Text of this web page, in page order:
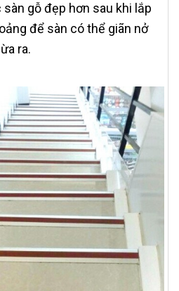
gỗ đẹp hơn sau khi lắp
để sàn có thể giãn nở
ra.